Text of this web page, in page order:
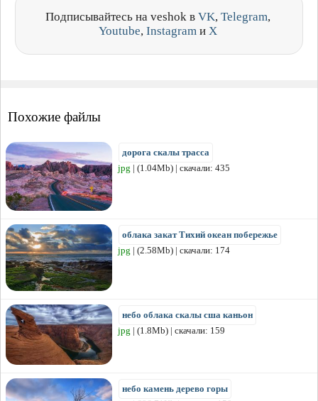
Подписывайтесь на veshok в VK, Telegram,
Youtube, Instagram и X
Похожие файлы
дорога скалы трасса
jpg | (1.04Mb) | скачали: 435
облака закат Тихий океан побережье
jpg | (2.58Mb) | скачали: 174
небо облака скалы сша каньон
jpg | (1.8Mb) | скачали: 159
небо камень дерево горы